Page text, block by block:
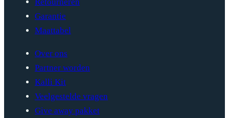
Retourneren
Garantie
Maattabel
Over ons
Partner worden
Kalli Kit
Veelgestelde vragen
Give away pakket